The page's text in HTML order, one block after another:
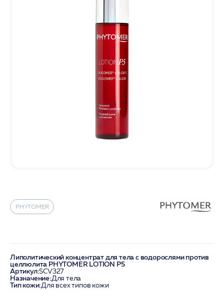
PHYTOMER
Липолитический концентрат для тела с водорослями против
целлюлита PHYTOMER LOTION P5
Артикул:SCV327
Назначение:Для тела
Тип кожи:Для всех типов кожи